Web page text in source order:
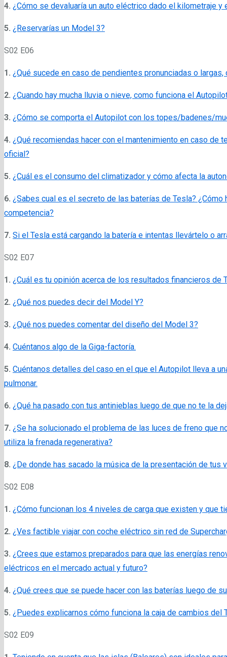
4. ¿Cómo se devaluaría un auto eléctrico dado el kilometraje y
5. ¿Reservarías un Model 3?
S02 E06
1. ¿Qué sucede en caso de pendientes pronunciadas o
2. ¿Cuando hay mucha lluvia o nieve, como funciona el
3. ¿Cómo se comporta el Autopilot con los topes/badenes/
4. ¿Qué recomiendas hacer con el mantenimiento en caso de
oficial?
5. ¿Cuál es el consumo del climatizador y cómo afecta la
6. ¿Sabes cual es el secreto de las baterías de Tesla? ¿Cómo
competencia?
7. Si el Tesla está cargando la batería e intentas llevártelo o
S02 E07
1. ¿Cuál es tu opinión acerca de los resultados financieros de
2. ¿Qué nos puedes decir del Model Y?
3. ¿Qué nos puedes comentar del diseño del Model 3?
4. Cuéntanos algo de la Giga-factoría.
5. Cuéntanos detalles del caso en el que el Autopilot lleva a
pulmonar.
6. ¿Qué ha pasado con tus antinieblas luego de que no te la
7. ¿Se ha solucionado el problema de las luces de freno que
utiliza la frenada regenerativa?
8. ¿De donde has sacado la música de la presentación de tus
S02 E08
1. ¿Cómo funcionan los 4 niveles de carga que existen y que
2. ¿Ves factible viajar con coche eléctrico sin red de
3. ¿Crees que estamos preparados para que las energías
eléctricos en el mercado actual y futuro?
4. ¿Qué crees que se puede hacer con las baterías luego de
5. ¿Puedes explicarnos cómo funciona la caja de cambios del
S02 E09